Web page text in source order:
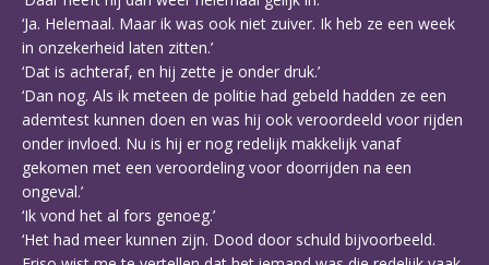
‘Ja. Helemaal. Maar ik was ook niet zuiver. Ik heb ze een week
in onzekerheid laten zitten.’
‘Dat is achteraf, en hij zette je onder druk.’
‘Dan nog. Als ik meteen de politie had gebeld hadden ze een
ademtest kunnen doen en was hij ook veroordeeld voor rijden
onder invloed. Nu is hij er nog redelijk makkelijk vanaf
gekomen met een veroordeling voor doorrijden na een
ongeval.’
‘Ik vond het al fors genoeg.’
‘Het had meer kunnen zijn. Dood door schuld bijvoorbeeld.